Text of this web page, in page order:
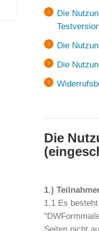
Die
Die
Die
Die
1.)
1.1 Es
Seiten nicht